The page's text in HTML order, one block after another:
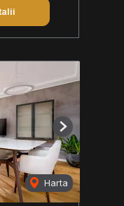
Harta
Next